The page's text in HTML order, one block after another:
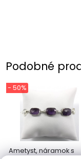
Podobné
Ametyst, náramok s
- 50%